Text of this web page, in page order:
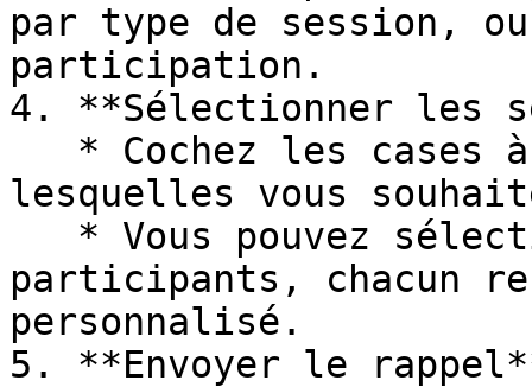
par type de session,
participation.
4. **Sélectionner les
lesquelles vous
participants, chacun
personnalisé.
5. **Envoyer le